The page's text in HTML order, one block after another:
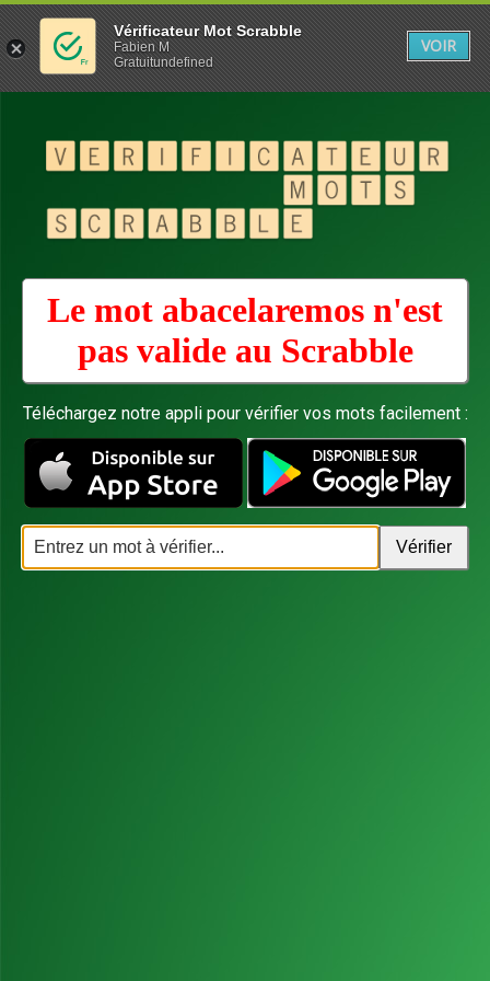
Le mot abacelaremos n'est
pas valide au Scrabble
Téléchargez notre appli pour vérifier vos mots facilement :
Vérificateur Mot Scrabble
Fabien M
Gratuitundefined
VOIR